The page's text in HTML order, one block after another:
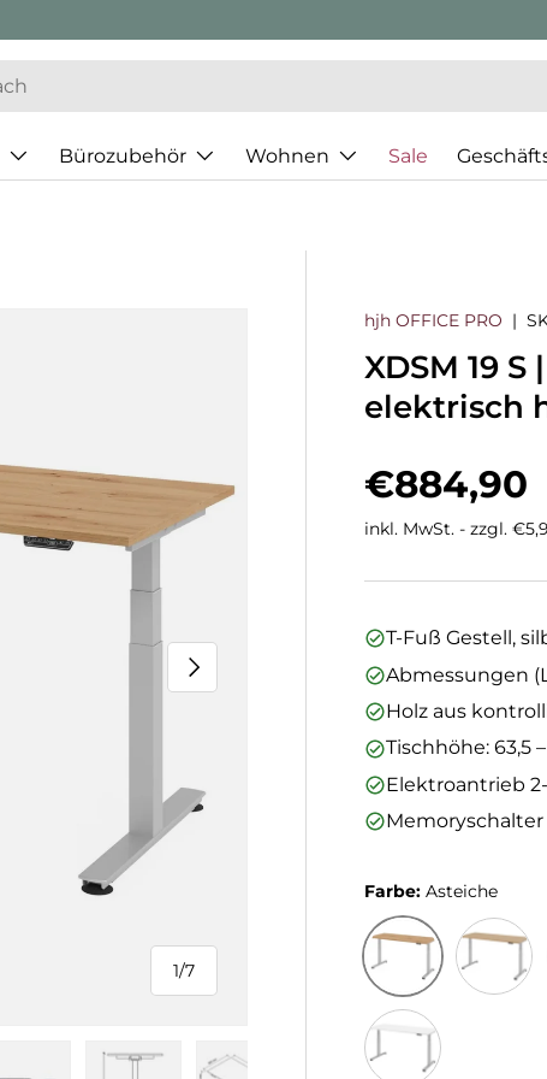
Bürozubehör Wohnen Sale
1/
von
7
Nächste
hjh OFFICE PRO |
XDSM 19
elektrisch
Normaler
€884,90
inkl. MwSt. - zzgl.
T-Fuß Gestell,
Abmessungen
Holz aus
Tischhöhe: 63,5
Elektroantrieb
Farbe:Asteiche
Asteiche